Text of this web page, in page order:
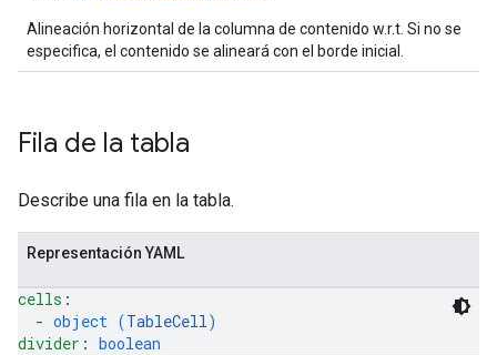
Alineación horizontal de la columna de contenido w.r.t. Si no se
especifica, el contenido se alineará con el borde inicial.
Fila de la tabla
Describe una fila en la tabla.
Representación YAML
cells :
  -
object (TableCell)
divider : boolean